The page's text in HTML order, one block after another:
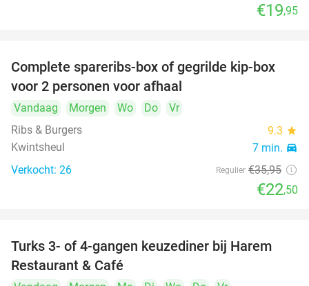
€19,95
37%
Complete spareribs-box of gegrilde kip-box
voor 2 personen voor afhaal
Vandaag Morgen Wo Do
Vr
Ribs & Burgers
9.3 star
Kwintsheul 7 min. directions_car
Verkocht: 26 Regulier €35,95
€22,50
45%
Turks 3- of 4-gangen keuzediner bij Harem
Restaurant & Café